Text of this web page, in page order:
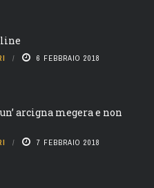
6 FEBBRAIO 2018
arcigna megera e non
7 FEBBRAIO 2018